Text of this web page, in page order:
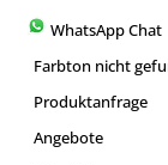
WhatsApp Chat
Farbton nicht
Produktanfrage
Angebote